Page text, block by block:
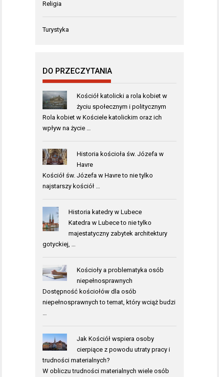
Religia
Turystyka
DO PRZECZYTANIA
Kościół katolicki a rola kobiet w
życiu społecznym i politycznym
Rola kobiet w Kościele katolickim oraz ich
wpływ na życie …
Historia kościoła św. Józefa w
Havre
Kościół św. Józefa w Havre to nie tylko
najstarszy kościół …
Historia katedry w Lubece
Katedra w Lubece to nie tylko
majestatyczny zabytek architektury
gotyckiej, …
Kościoły a problematyka osób
niepełnosprawnych
Dostępność kościołów dla osób
niepełnosprawnych to temat, który wciąż budzi
Jak Kościół wspiera osoby
cierpiące z powodu utraty pracy i
trudności materialnych?
W obliczu trudności materialnych wiele osób